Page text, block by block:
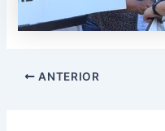
ANTERIOR